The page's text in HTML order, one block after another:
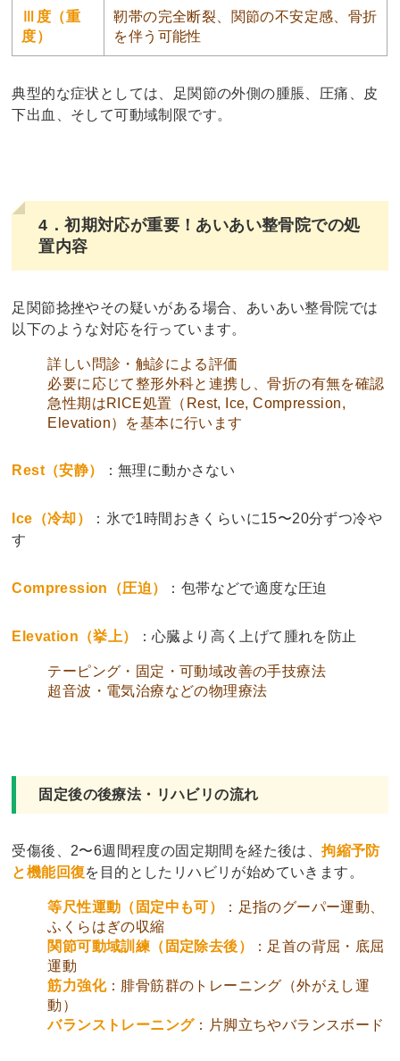
Ⅲ度（重
度）
靭帯の完全断裂、関節の不安定感、骨折
を伴う可能性
典型的な症状としては、足関節の外側の腫脹、圧痛、皮
下出血、そして可動域制限です。
4．初期対応が重要！あいあい整骨院での処
置内容
足関節捻挫やその疑いがある場合、あいあい整骨院では
以下のような対応を行っています。
詳しい問診・触診による評価
必要に応じて整形外科と連携し、骨折の有無を確認
急性期はRICE処置（Rest, Ice, Compression,
Elevation）を基本に行います
Rest（安静） ：無理に動かさない
Ice（冷却）
：氷で1時間おきくらいに15〜20分ずつ冷や
す
Compression（圧迫） ：包帯などで適度な圧迫
Elevation（挙上） ：心臓より高く上げて腫れを防止
テーピング・固定・可動域改善の手技療法
超音波・電気治療などの物理療法
固定後の後療法・リハビリの流れ
受傷後、2〜6週間程度の固定期間を経た後は、拘縮予防
と機能回復を目的としたリハビリが始めていきます。
等尺性運動（固定中も可）
：足指のグーパー運動、
ふくらはぎの収縮
関節可動域訓練（固定除去後）
：足首の背屈・底屈
運動
筋力強化：腓骨筋群のトレーニング（外がえし運
動）
バランストレーニング：片脚立ちやバランスボード